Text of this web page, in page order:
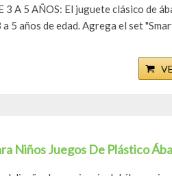
3 A 5 AÑOS: El juguete clásico de
5 años de edad. Agrega el set
Niños Juegos De Plástico